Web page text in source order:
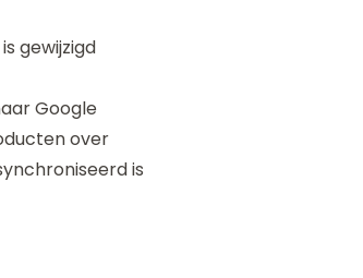
gewijzigd
Google
over
is